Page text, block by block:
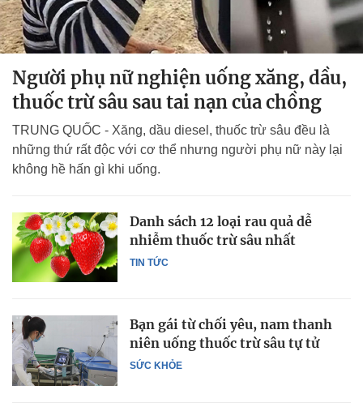
Người phụ nữ nghiện uống xăng, dầu,
thuốc trừ sâu sau tai nạn của chồng
TRUNG QUỐC - Xăng, dầu diesel, thuốc trừ sâu đều là
những thứ rất độc với cơ thể nhưng người phụ nữ này lại
không hề hấn gì khi uống.
TIN TỨC
Danh sách 12 loại rau quả dễ
nhiễm thuốc trừ sâu nhất
SỨC KHỎE
Bạn gái từ chối yêu, nam thanh
niên uống thuốc trừ sâu tự tử